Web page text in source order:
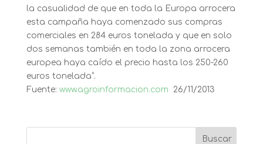
la casualidad de que en toda la Europa arrocera
esta campaña haya comenzado sus compras
comerciales en 284 euros tonelada y que en solo
dos semanas también en toda la zona arrocera
europea haya caído el precio hasta los 250-260
euros tonelada”.
Fuente: www.agroinformacion.com 26/11/2013